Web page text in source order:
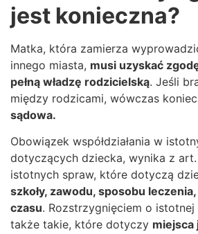
jest konieczna?
Matka, która zamierza
innego miasta, musi uzyskać
pełną władzę rodzicielską. Jeśli
między rodzicami, wówczas
sądowa.
Obowiązek współdziałania w
dotyczących dziecka, wynika z art.
istotnych spraw, które dotyczą
szkoły, zawodu, sposobu
czasu. Rozstrzygnięciem o
także takie, które dotyczy miejsca